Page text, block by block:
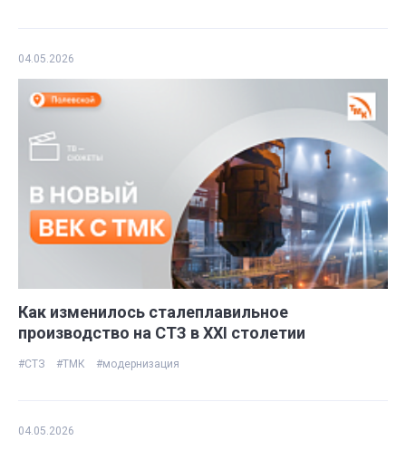
04.05.2026
Как изменилось сталеплавильное
производство на СТЗ в ХХI столетии
#СТЗ #ТМК #модернизация
04.05.2026